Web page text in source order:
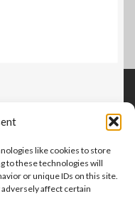
like cookies to store
to these technologies will
or unique IDs on this site.
affect certain